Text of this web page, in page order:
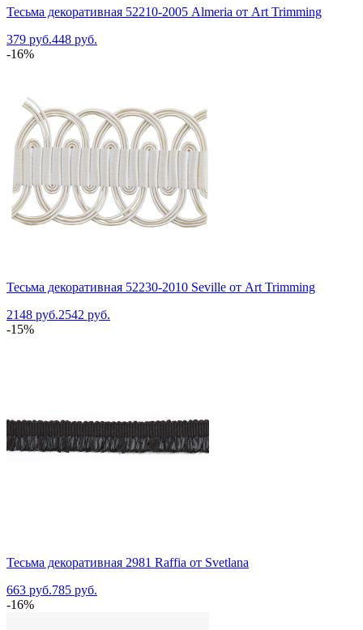
Тесьма декоративная 52210-2005 Almeria от Art Trimming
379 руб.448 руб.
-16%
Тесьма декоративная 52230-2010 Seville от Art Trimming
2148 руб.2542 руб.
-15%
Тесьма декоративная 2981 Raffia от Svetlana
663 руб.785 руб.
-16%